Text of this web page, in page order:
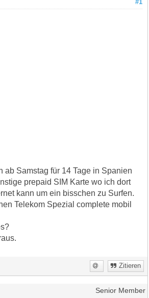
#1
ab Samstag für 14 Tage in Spanien
prepaid SIM Karte wo ich dort
kann um ein bisschen zu Surfen.
Telekom Spezial complete mobil
Zitieren
Senior Member